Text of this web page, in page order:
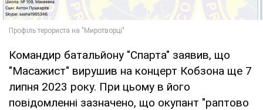
Командир батальйону "Спарта" заявив, що
"Масажист" вирушив на концерт Кобзона ще 7
липня 2023 року. При цьому в його
повідомленні зазначено, що окупант "раптово